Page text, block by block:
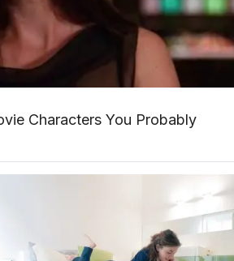
Huawei AITO M9: SUV
903 HP dengan
Huawei Full-Stack
Xpeng GX: SUV Full-Size
PHEV 748 HP Siap
MG 4X: SUV Listrik
dengan Baterai Semi-
State & Range 610 Km
Characters You Probably